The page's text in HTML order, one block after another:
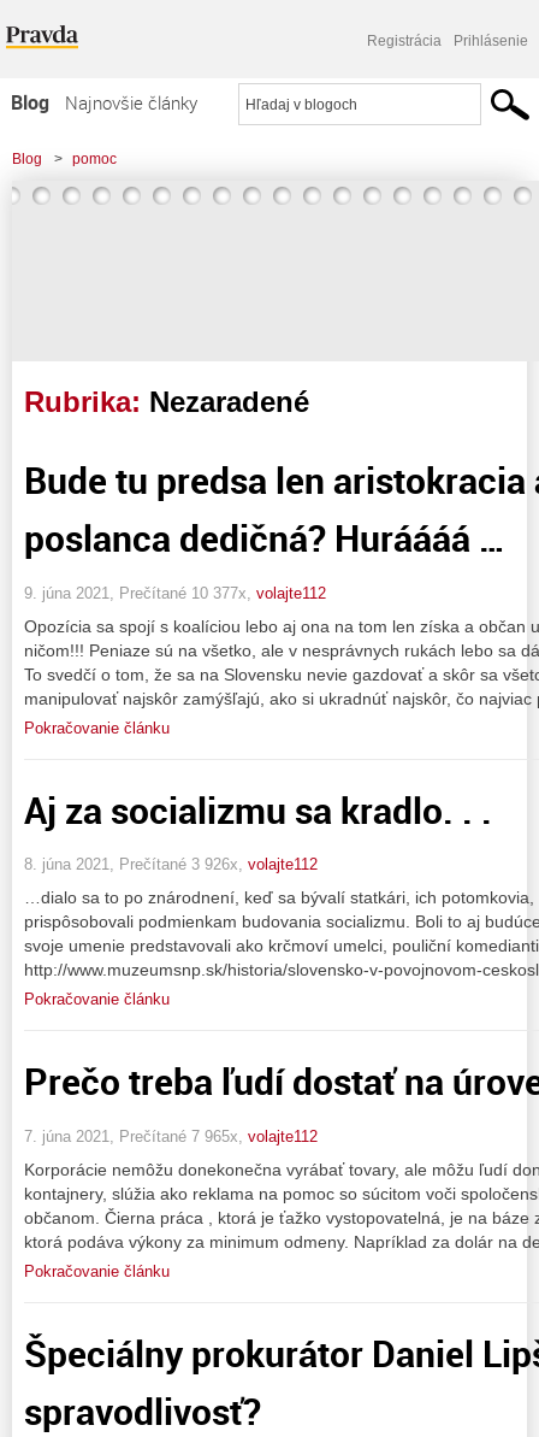
Registrácia Prihlásenie
Blog
Najnovšie články
Najčítanejšie články
Najkomentovanejšie články
Blog > pomoc
Rubrika: Nezaradené
Bude tu predsa len aristokracia
poslanca dedičná? Huráááá …
9. júna 2021, Prečítané 10 377x, volajte112
Opozícia sa spojí s koalíciou lebo aj ona na tom len získa a občan
ničom!!! Peniaze sú na všetko, ale v nesprávnych rukách lebo sa
To svedčí o tom, že sa na Slovensku nevie gazdovať a skôr sa
manipulovať najskôr zamýšľajú, ako si ukradnúť najskôr, čo
Pokračovanie článku
Aj za socializmu sa kradlo. . .
8. júna 2021, Prečítané 3 926x, volajte112
…dialo sa to po znárodnení, keď sa bývalí statkári, ich
prispôsobovali podmienkam budovania socializmu. Boli to aj
svoje umenie predstavovali ako krčmoví umelci, pouliční
http://www.muzeumsnp.sk/historia/slovensko-v-povojnovom-
Pokračovanie článku
Prečo treba ľudí dostať na
7. júna 2021, Prečítané 7 965x, volajte112
Korporácie nemôžu donekonečna vyrábať tovary, ale môžu ľudí
kontajnery, slúžia ako reklama na pomoc so súcitom voči
občanom. Čierna práca , ktorá je ťažko vystopovatelná, je na báze
ktorá podáva výkony za minimum odmeny. Napríklad za dolár na
Pokračovanie článku
Špeciálny prokurátor Daniel
spravodlivosť?